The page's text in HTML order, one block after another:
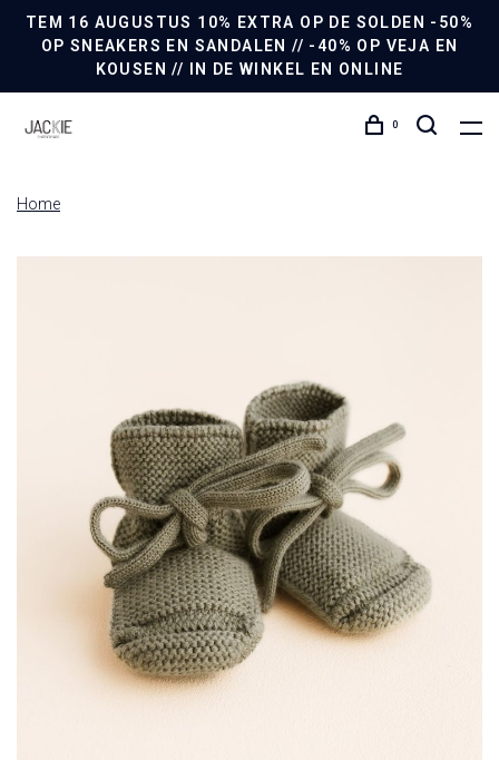
TEM 16 AUGUSTUS 10% EXTRA OP DE SOLDEN -50%
OP SNEAKERS EN SANDALEN // -40% OP VEJA EN
KOUSEN // IN DE WINKEL EN ONLINE
0
Home